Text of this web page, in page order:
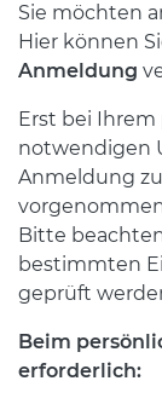
Sie möchten
Hier können
Anmeldung
Erst bei Ihrem
notwendigen
Anmeldung
Bitte
bestimmten
geprüft
Beim
erforderlich: